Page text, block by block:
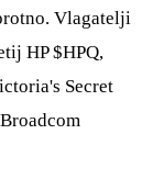
Vlagatelji
HP$HPQ,
Secret